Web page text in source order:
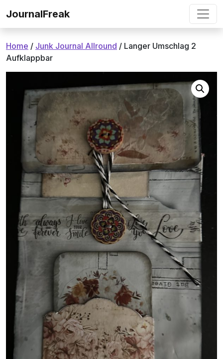
JournalFreak
Home / Junk Journal Allround / Langer Umschlag 2
Aufklappbar